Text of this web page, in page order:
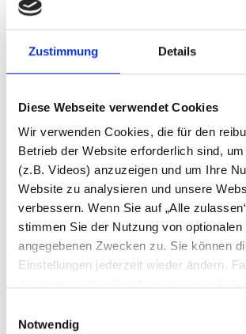
Zustimmung Details
Diese Webseite verwendet Cookies
Wir verwenden Cookies, die für den
Betrieb der Website erforderlich sind,
(z.B. Videos) anzuzeigen und um Ihre
Website zu analysieren und unsere
verbessern. Wenn Sie auf „Alle
stimmen Sie der Nutzung von
angegebenen Zwecken zu. Sie können
Einstellungen jederzeit wieder ändern.
unserenDatenschutzhinweisen
Notwendig
Parks & Plätze
Magellan-Terrassen